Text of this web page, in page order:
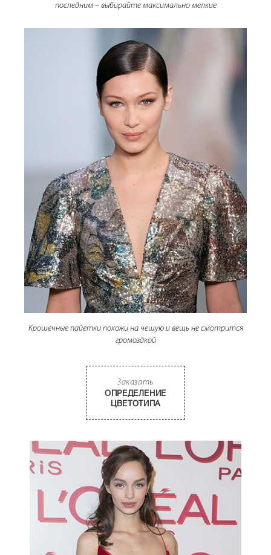
последним – выбирайте максимально мелкие
Крошечные пайетки похожи на чешую и вещь не смотрится
громоздкой
Заказать
ОПРЕДЕЛЕНИЕ
ЦВЕТОТИПА